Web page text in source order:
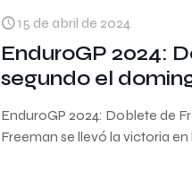
15 de abril de 2024
EnduroGP 2024:
segundo el
EnduroGP 2024: Doblete de
Freeman se llevó la victoria